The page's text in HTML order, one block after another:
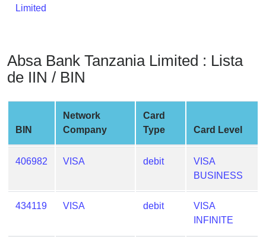
Generate
from
BIN
Credit
Card
Service
What
My
IP
Limited
Absa Bank Tanzania Limited : Lista
de IIN / BIN
BIN
Network
Company
Card
Type
Card Level
406982 VISA debit
VISA
BUSINESS
434119 VISA debit
VISA
INFINITE